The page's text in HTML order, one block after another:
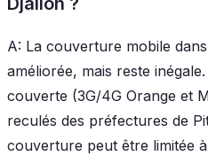
A: La couverture mobile
améliorée, mais reste
couverte (3G/4G Orange et
reculés des préfectures de
couverture peut être limitée